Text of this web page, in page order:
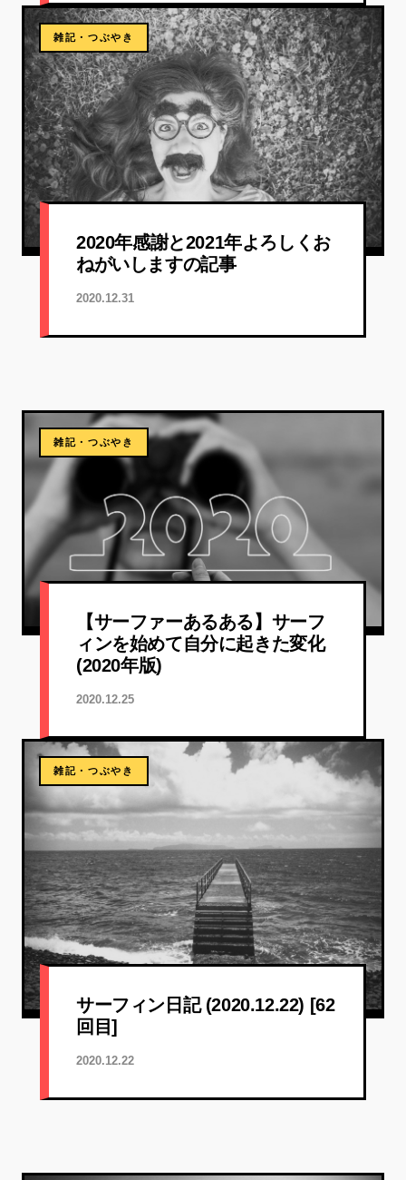
雑記・つぶやき
2020年感謝と2021年よろしくお
ねがいしますの記事
2020.12.31
雑記・つぶやき
【サーファーあるある】サーフ
ィンを始めて自分に起きた変化
(2020年版)
2020.12.25
雑記・つぶやき
サーフィン日記 (2020.12.22) [62
回目]
2020.12.22